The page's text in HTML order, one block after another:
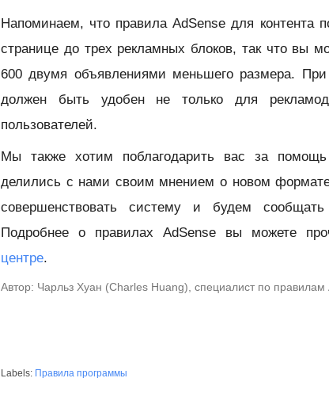
Напоминаем, что правила AdSense для контента
странице до трех рекламных блоков, так что вы
600 двумя объявлениями меньшего размера.
должен быть удобен не только для
пользователей.
Мы также хотим поблагодарить вас за
делились с нами своим мнением о новом
совершенствовать систему и будем
Подробнее о правилах AdSense вы можете
центре.
Автор: Чарльз Хуан (Charles Huang), специалист по правилам
Labels: Правила программы